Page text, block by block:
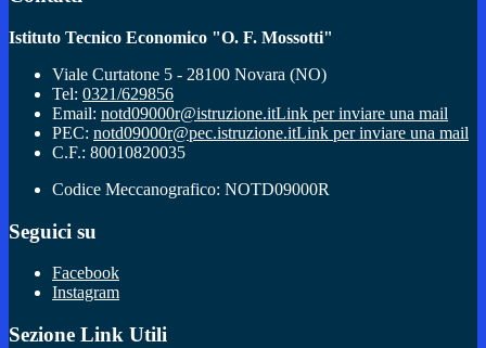
Istituto Tecnico Economico "O. F. Mossotti"
Viale Curtatone 5 - 28100 Novara (NO)
Tel: 0321/629856
Email: notd09000r@istruzione.itLink per inviare una mail
PEC: notd09000r@pec.istruzione.itLink per inviare una mail
C.F.: 80010820035
Codice Meccanografico: NOTD09000R
Seguici su
Facebook
Instagram
Sezione Link Utili